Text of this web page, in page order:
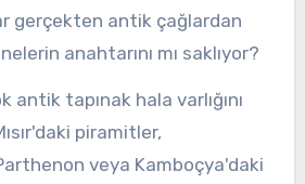
gerçekten antik çağlardan
anahtarını mı saklıyor?
antik tapınak hala varlığını
piramitler,
veya Kamboçya'daki